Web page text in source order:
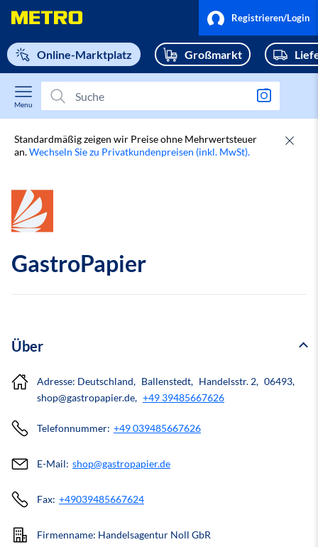
Bestellungen
Accountinformationen
Adressbuch
Navigieren
zu
home
Registrieren/Login
Online-Marktplatz Großmarkt
Menu
Suche
nach
Bild
Standardmäßig zeigen wir Preise ohne Mehrwertsteuer
an.Wechseln Sie zu Privatkundenpreisen (inkl. MwSt).
GastroPapier
Über
Adresse: Deutschland Ballenstedt Handelsstr. 2
06493
shop@gastropapier.de
+49 39485667626
Telefonnummer: +49 039485667626
E-Mail: shop@gastropapier.de
Fax: +49039485667624
Firmenname: Handelsagentur Noll GbR